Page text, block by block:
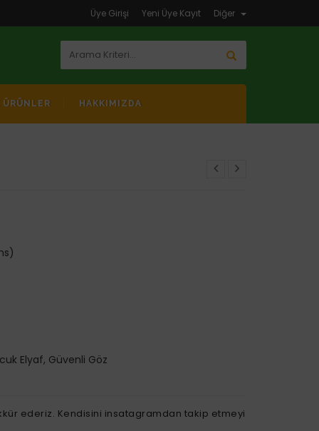
Üye Girişi Yeni Üye Kayıt Diğer
HAKKIMIZDA
Elyaf, Güvenli Göz
ederiz. Kendisini insatagramdan takip etmeyi